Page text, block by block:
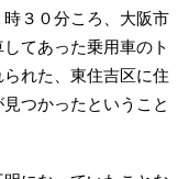
３０分ころ、大阪市
てあった乗用車のト
れた、東住吉区に住
つかったということ